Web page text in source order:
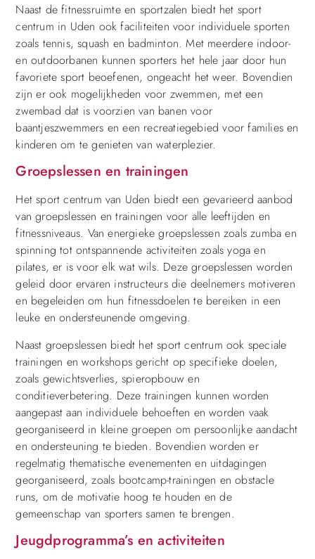
Naast de fitnessruimte en sportzalen biedt het sport
centrum in Uden ook faciliteiten voor individuele sporten
zoals tennis, squash en badminton. Met meerdere indoor-
en outdoorbanen kunnen sporters het hele jaar door hun
favoriete sport beoefenen, ongeacht het weer. Bovendien
zijn er ook mogelijkheden voor zwemmen, met een
zwembad dat is voorzien van banen voor
baantjeszwemmers en een recreatiegebied voor families en
kinderen om te genieten van waterplezier.
Groepslessen en trainingen
Het sport centrum van Uden biedt een gevarieerd aanbod
van groepslessen en trainingen voor alle leeftijden en
fitnessniveaus. Van energieke groepslessen zoals zumba en
spinning tot ontspannende activiteiten zoals yoga en
pilates, er is voor elk wat wils. Deze groepslessen worden
geleid door ervaren instructeurs die deelnemers motiveren
en begeleiden om hun fitnessdoelen te bereiken in een
leuke en ondersteunende omgeving.
Naast groepslessen biedt het sport centrum ook speciale
trainingen en workshops gericht op specifieke doelen,
zoals gewichtsverlies, spieropbouw en
conditieverbetering. Deze trainingen kunnen worden
aangepast aan individuele behoeften en worden vaak
georganiseerd in kleine groepen om persoonlijke aandacht
en ondersteuning te bieden. Bovendien worden er
regelmatig thematische evenementen en uitdagingen
georganiseerd, zoals bootcamp-trainingen en obstacle
runs, om de motivatie hoog te houden en de
gemeenschap van sporters samen te brengen.
Jeugdprogramma’s en activiteiten